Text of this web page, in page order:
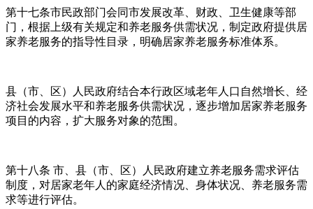
第十七条市民政部门会同市发展改革、财政、卫生健康等部
门，根据上级有关规定和养老服务供需状况，制定政府提供居
家养老服务的指导性目录，明确居家养老服务标准体系。
县（市、区）人民政府结合本行政区域老年人口自然增长、经
济社会发展水平和养老服务供需状况，逐步增加居家养老服务
项目的内容，扩大服务对象的范围。
第十八条 市、县（市、区）人民政府建立养老服务需求评估
制度，对居家老年人的家庭经济情况、身体状况、养老服务需
求等进行评估。